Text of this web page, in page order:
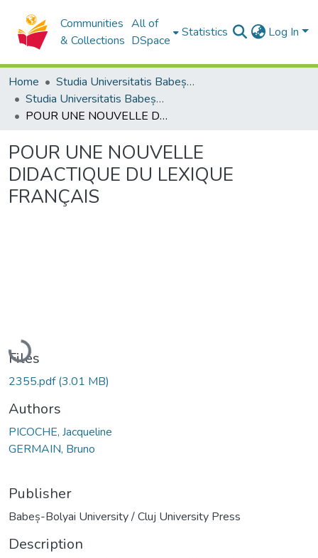
Communities
& Collections
All of
DSpace
Statistics Log In
Home
Studia Universitatis Babeș-Bolyai Collection
Studia Universitatis Babeș-Bolyai Philologia
POUR UNE NOUVELLE DIDACTIQUE DU LEXIQUE FRANÇAIS
POUR UNE NOUVELLE
DIDACTIQUE DU LEXIQUE
FRANÇAIS
Loading...
Files
2355.pdf(3.01 MB)
Authors
PICOCHE, Jacqueline
GERMAIN, Bruno
Publisher
Babeș-Bolyai University / Cluj University Press
Description